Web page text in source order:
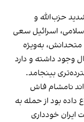
حزب‌الله و
اسرائیل سعی
متحدانش، به‌ویژه
وجود داشته و دارد
بینجامد.
نامشام فاش
داده بود از حمله به
خودداری